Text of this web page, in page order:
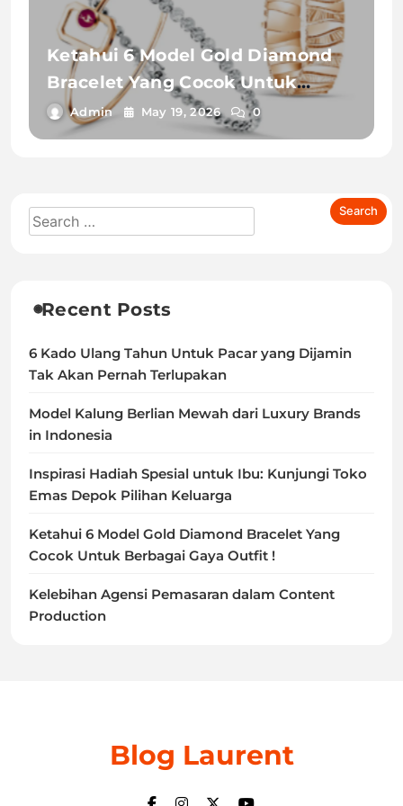
Ketahui 6 Model Gold Diamond
Bracelet Yang Cocok Untuk
Berbagai Gaya Outfit !
Admin May 19, 2026 0
Recent Posts
6 Kado Ulang Tahun Untuk Pacar yang Dijamin
Tak Akan Pernah Terlupakan
Model Kalung Berlian Mewah dari Luxury Brands
in Indonesia
Inspirasi Hadiah Spesial untuk Ibu: Kunjungi Toko
Emas Depok Pilihan Keluarga
Ketahui 6 Model Gold Diamond Bracelet Yang
Cocok Untuk Berbagai Gaya Outfit !
Kelebihan Agensi Pemasaran dalam Content
Production
Blog Laurent